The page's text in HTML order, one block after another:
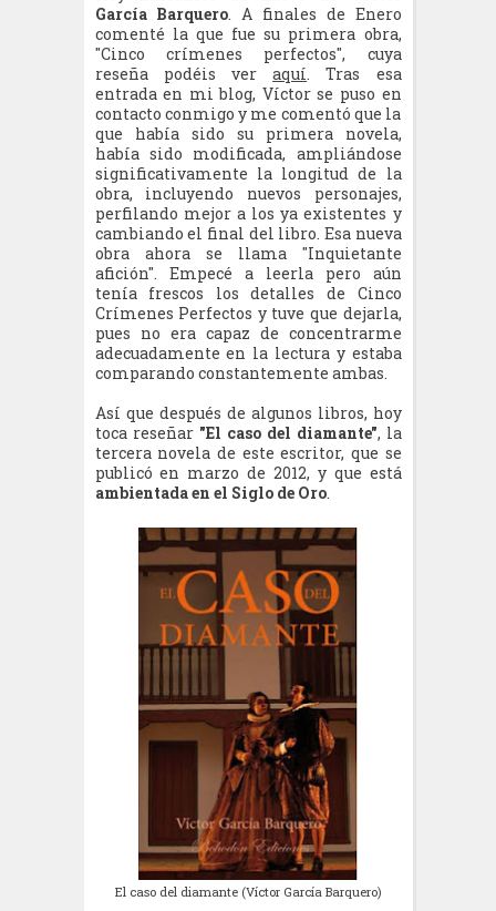
García Barquero. A finales de Enero
comenté la que fue su primera obra,
"Cinco crímenes perfectos", cuya
reseña podéis veraquí. Tras esa
entrada en mi blog, Víctor se puso en
contacto conmigo y me comentó que la
que había sido su primera novela,
había sido modificada, ampliándose
significativamente la longitud de la
obra, incluyendo nuevos personajes,
perfilando mejor a los ya existentes y
cambiando el final del libro. Esa nueva
obra ahora se llama "Inquietante
afición". Empecé a leerla pero aún
tenía frescos los detalles de Cinco
Crímenes Perfectos y tuve que dejarla,
pues no era capaz de concentrarme
adecuadamente en la lectura y estaba
comparando constantemente ambas.
Así que después de algunos libros, hoy
toca reseñar "El caso del diamante", la
tercera novela de este escritor, que se
publicó en marzo de 2012, y que está
ambientada en el Siglo de Oro.
El caso del diamante (Víctor García Barquero)